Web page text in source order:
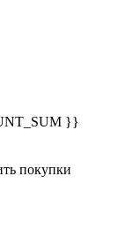
}}
покупки